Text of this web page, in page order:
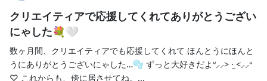
クリエイティアで応援してくれてありがとうござい
にゃした💐🤍
数ヶ月間、クリエイティアでも応援してくれて ほんとうにほんと
うにありがとうございにゃした…🫧 ずっと大好きだよᐡ⸝⸝> ·̫ <⸝⸝ᐡ
♡ これからも、傍に居させてね。...